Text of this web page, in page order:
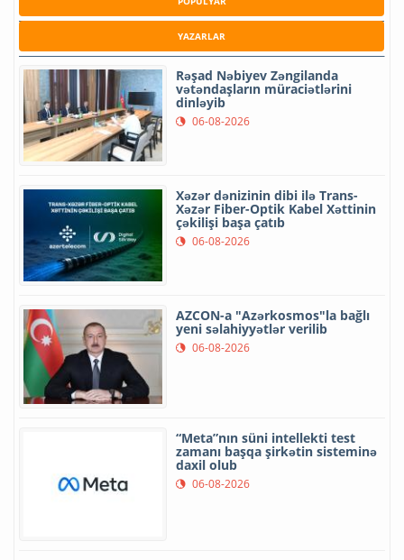
YAZARLAR
Rəşad Nəbiyev Zəngilanda
vətəndaşların müraciətlərini
dinləyib
06-08-2026
Xəzər dənizinin dibi ilə Trans-
Xəzər Fiber-Optik Kabel Xəttinin
çəkilişi başa çatıb
06-08-2026
AZCON-a "Azərkosmos"la bağlı
yeni səlahiyyətlər verilib
06-08-2026
“Meta”nın süni intellekti test
zamanı başqa şirkətin sisteminə
daxil olub
06-08-2026